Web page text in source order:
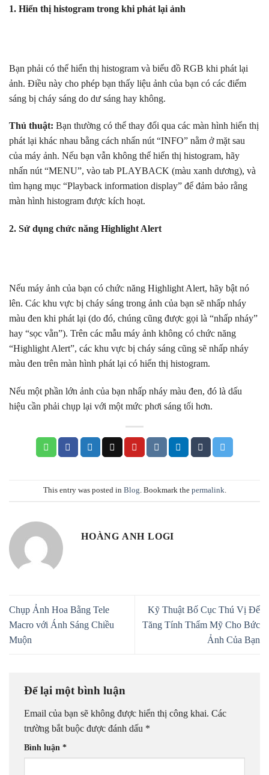
1. Hiển thị histogram trong khi phát lại ảnh
Bạn phải có thể hiển thị histogram và biểu đồ RGB khi phát lại
ảnh. Điều này cho phép bạn thấy liệu ảnh của bạn có các điểm
sáng bị cháy sáng do dư sáng hay không.
Thủ thuật: Bạn thường có thể thay đổi qua các màn hình hiển thị
phát lại khác nhau bằng cách nhấn nút “INFO” nằm ở mặt sau
của máy ảnh. Nếu bạn vẫn không thể hiển thị histogram, hãy
nhấn nút “MENU”, vào tab PLAYBACK (màu xanh dương), và
tìm hạng mục “Playback information display” để đảm bảo rằng
màn hình histogram được kích hoạt.
2. Sử dụng chức năng Highlight Alert
Nếu máy ảnh của bạn có chức năng Highlight Alert, hãy bật nó
lên. Các khu vực bị cháy sáng trong ảnh của bạn sẽ nhấp nháy
màu đen khi phát lại (do đó, chúng cũng được gọi là “nhấp nháy”
hay “sọc vằn”). Trên các mẫu máy ảnh không có chức năng
“Highlight Alert”, các khu vực bị cháy sáng cũng sẽ nhấp nháy
màu đen trên màn hình phát lại có hiển thị histogram.
Nếu một phần lớn ảnh của bạn nhấp nháy màu đen, đó là dấu
hiệu cần phải chụp lại với một mức phơi sáng tối hơn.
This entry was posted in Blog. Bookmark the permalink.
HOÀNG ANH LOGI
Chụp Ảnh Hoa Bằng Tele
Macro với Ánh Sáng Chiều
Muộn
Kỹ Thuật Bố Cục Thú Vị Để
Tăng Tính Thẩm Mỹ Cho Bức
Ảnh Của Bạn
Để lại một bình luận
Email của bạn sẽ không được hiển thị công khai. Các
trường bắt buộc được đánh dấu *
Bình luận *